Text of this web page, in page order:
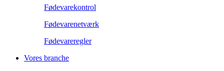
Fødevarekontrol
Fødevarenetværk
Fødevareregler
Vores branche